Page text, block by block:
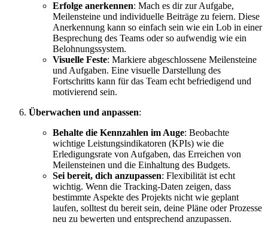
Erfolge anerkennen: Mach es dir zur Aufgabe,
Meilensteine und individuelle Beiträge zu feiern. Diese
Anerkennung kann so einfach sein wie ein Lob in einer
Besprechung des Teams oder so aufwendig wie ein
Belohnungssystem.
Visuelle Feste: Markiere abgeschlossene Meilensteine
und Aufgaben. Eine visuelle Darstellung des
Fortschritts kann für das Team echt befriedigend und
motivierend sein.
Überwachen und anpassen:
Behalte die Kennzahlen im Auge: Beobachte
wichtige Leistungsindikatoren (KPIs) wie die
Erledigungsrate von Aufgaben, das Erreichen von
Meilensteinen und die Einhaltung des Budgets.
Sei bereit, dich anzupassen: Flexibilität ist echt
wichtig. Wenn die Tracking-Daten zeigen, dass
bestimmte Aspekte des Projekts nicht wie geplant
laufen, solltest du bereit sein, deine Pläne oder Prozesse
neu zu bewerten und entsprechend anzupassen.